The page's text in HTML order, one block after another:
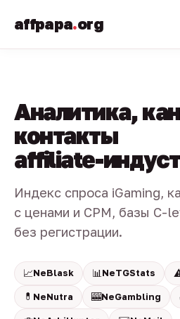
affpapa.org
Аналитика,
контакты
affiliate-
Индекс спроса iGaming,
с ценами и CPM, базы C-
без регистрации.
📈NeBlask 📊 NeTGStats
💊 NeNutra 🎰NeGambling